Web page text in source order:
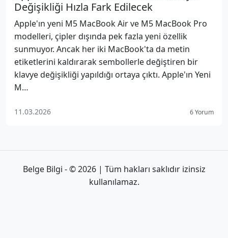
Değişikliği Hızla Fark Edilecek
Apple'ın yeni M5 MacBook Air ve M5 MacBook Pro
modelleri, çipler dışında pek fazla yeni özellik
sunmuyor. Ancak her iki MacBook'ta da metin
etiketlerini kaldırarak sembollerle değiştiren bir
klavye değişikliği yapıldığı ortaya çıktı. Apple'ın Yeni
M…
11.03.2026 6 Yorum
Belge Bilgi - © 2026 | Tüm hakları saklıdır izinsiz
kullanılamaz.